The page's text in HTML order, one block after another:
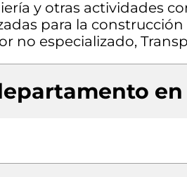
y otras actividades
para la
no especializado,